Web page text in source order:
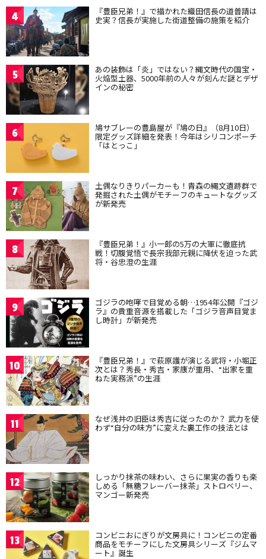
4 『豊臣兄弟！』で描かれた織田信長の道普請は
史実？信長が実施した街道整備の施策を紹介
5 あの装飾は「炎」ではない？縄文時代の国宝・
火焔型土器、5000年前の人々が刻んだ謎とデザ
インの秘密
6 鳩サブレーの豊島屋が『鳩の日』（8月10日）
限定グッズ詳細を発表！今年はシリコンポーチ
「はとっこ」
7 土偶なりきりパーカーも！青森の縄文遺跡群で
発掘された土偶がモチーフのキュートなグッズ
が新発売
8 『豊臣兄弟！』小一郎の5万の大軍に徹底抗
戦！切腹覚悟で長宗我部元親に降伏を迫った武
将・谷忠澄の生涯
9 ゴジラの咆哮で目覚める朝…1954年公開『ゴジ
ラ』の貴重音源を搭載した「ゴジラ音声目覚ま
し時計」が新発売
10 『豊臣兄弟！』で萩原護が演じる武将・小堀正
次とは？秀長・秀吉・家康が重用、“出家を重
ねた実務派”の生涯
11 なぜ浅井の旧臣は秀吉に従ったのか？ 武力を使
わず“自分の味方”に変えた裏工作の技法とは
12 しっかり抹茶の味わい、さらに果実の香りも楽
しめる「無糖フレーバー抹茶」ストロベリー、
マンゴー新発売
13 コンビニおにぎりが文房具に！コンビニの定番
商品をモチーフにした文房具シリーズ『ジムマ
ート』誕生